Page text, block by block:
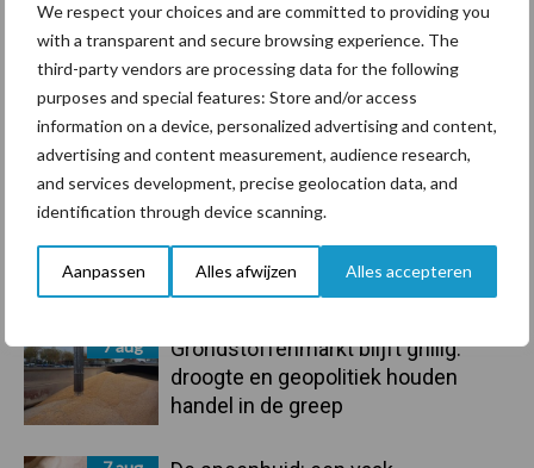
We respect your choices and are committed to providing you
with a transparent and secure browsing experience. The
third-party vendors are processing data for the following
purposes and special features: Store and/or access
information on a device, personalized advertising and content,
advertising and content measurement, audience research,
and services development, precise geolocation data, and
identification through device scanning.
Aanpassen Alles afwijzen Alles accepteren
Primaire
Recent nieuws Partner nieuws
7 aug
Grondstoffenmarkt blijft grillig:
droogte en geopolitiek houden
handel in de greep
Mastitis Hittestress
Toon meer